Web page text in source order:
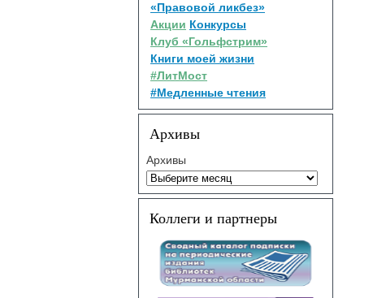
«Правовой ликбез»
Акции Конкурсы
Клуб «Гольфстрим»
Книги моей жизни
#ЛитМост
#Медленные чтения
Архивы
Архивы
Коллеги и партнеры